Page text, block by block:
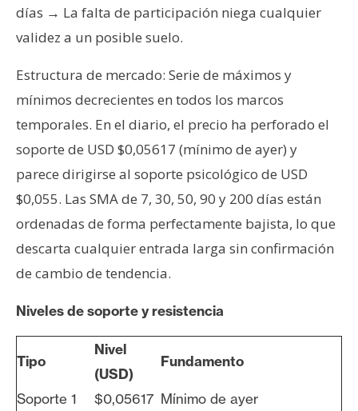
días → La falta de participación niega cualquier
validez a un posible suelo.
Estructura de mercado: Serie de máximos y
mínimos decrecientes en todos los marcos
temporales. En el diario, el precio ha perforado el
soporte de USD $0,05617 (mínimo de ayer) y
parece dirigirse al soporte psicológico de USD
$0,055. Las SMA de 7, 30, 50, 90 y 200 días están
ordenadas de forma perfectamente bajista, lo que
descarta cualquier entrada larga sin confirmación
de cambio de tendencia.
Niveles de soporte y resistencia
Tipo
Nivel
(USD)
Fundamento
Soporte 1 $0,05617 Mínimo de ayer